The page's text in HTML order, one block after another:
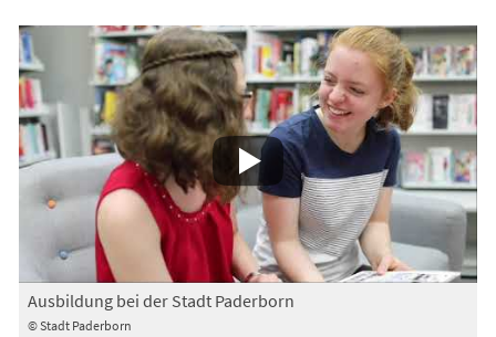
© Stadt Paderborn
Ausbildung bei der Stadt Paderborn